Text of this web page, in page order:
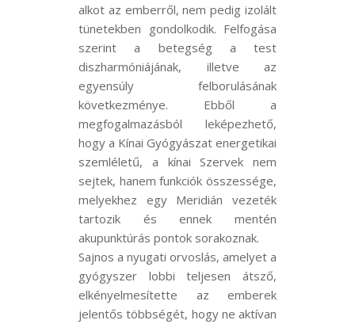
alkot az emberről, nem pedig izolált
tünetekben gondolkodik. Felfogása
szerint a betegség a test
diszharmóniájának, illetve az
egyensúly felborulásának
következménye. Ebből a
megfogalmazásból leképezhető,
hogy a Kínai Gyógyászat energetikai
szemléletű, a kínai Szervek nem
sejtek, hanem funkciók összessége,
melyekhez egy Meridián vezeték
tartozik és ennek mentén
akupunktúrás pontok sorakoznak.
Sajnos a nyugati orvoslás, amelyet a
gyógyszer lobbi teljesen átsző,
elkényelmesítette az emberek
jelentős többségét, hogy ne aktívan